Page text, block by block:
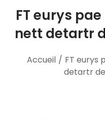
FT eurys
nett detartr
Accueil / FT eurys
detartr